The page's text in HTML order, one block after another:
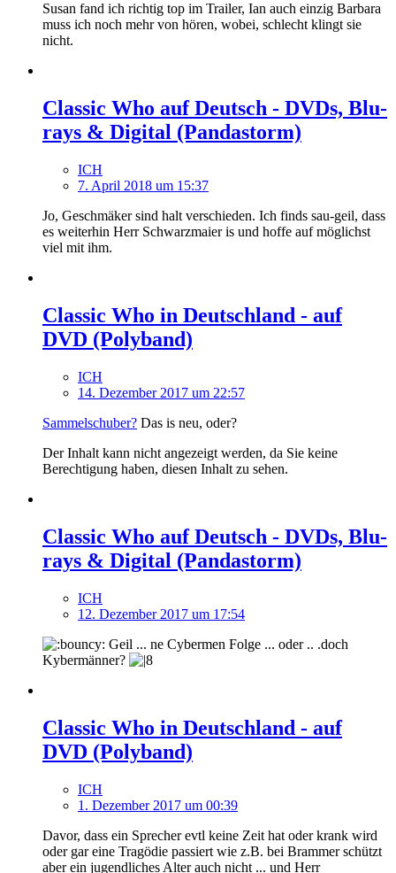
Susan fand ich richtig top im Trailer, Ian auch einzig Barbara
muss ich noch mehr von hören, wobei, schlecht klingt sie
nicht.
Classic Who auf Deutsch - DVDs, Blu-
rays & Digital (Pandastorm)
ICH
7. April 2018 um 15:37
Jo, Geschmäker sind halt verschieden. Ich finds sau-geil, dass
es weiterhin Herr Schwarzmaier is und hoffe auf möglichst
viel mit ihm.
Classic Who in Deutschland - auf
DVD (Polyband)
ICH
14. Dezember 2017 um 22:57
Sammelschuber? Das is neu, oder?
Der Inhalt kann nicht angezeigt werden, da Sie keine
Berechtigung haben, diesen Inhalt zu sehen.
Classic Who auf Deutsch - DVDs, Blu-
rays & Digital (Pandastorm)
ICH
12. Dezember 2017 um 17:54
Geil ... ne Cybermen Folge ... oder .. .doch
Kybermänner?
Classic Who in Deutschland - auf
DVD (Polyband)
ICH
1. Dezember 2017 um 00:39
Davor, dass ein Sprecher evtl keine Zeit hat oder krank wird
oder gar eine Tragödie passiert wie z.B. bei Brammer schützt
aber ein jugendliches Alter auch nicht ... und Herr